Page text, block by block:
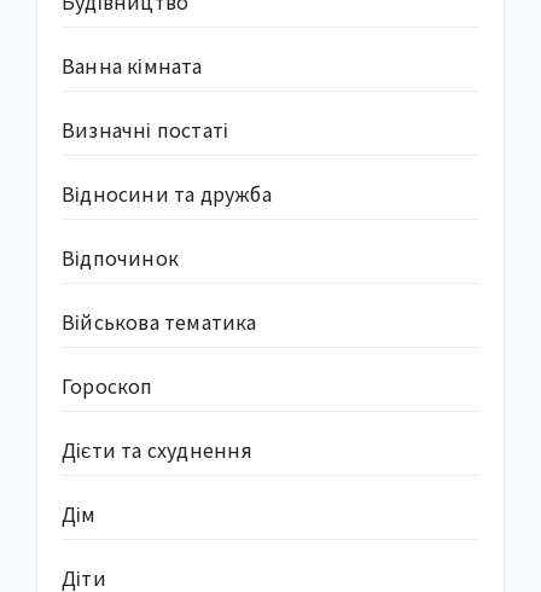
Ванна кімната
Визначні постаті
Відносини та дружба
Відпочинок
Військова тематика
Гороскоп
Дієти та схуднення
Дім
Діти